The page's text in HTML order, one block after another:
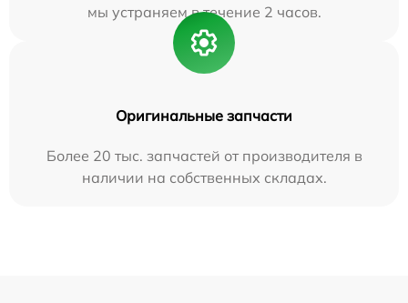
мы устраняем в течение 2 часов.
Оригинальные запчасти
Более 20 тыс. запчастей от производителя в
наличии на собственных складах.